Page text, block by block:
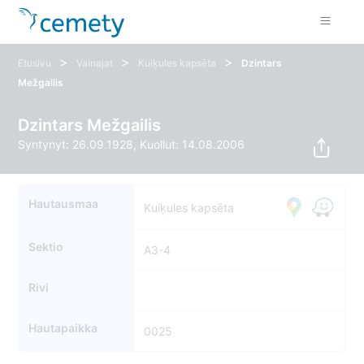
Etusivu > Vainajat > Kuiķules kapsēta >
Dzintars
Mežgailis
Dzintars Mežgailis
Syntynyt: 26.09.1928, Kuollut: 14.08.2006
Hautausmaa Kuiķules kapsēta
Sektio A3-4
Rivi
Hautapaikka 0025